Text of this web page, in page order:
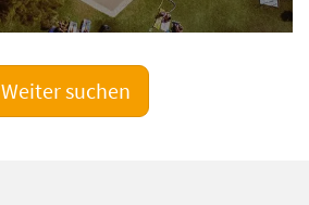
Weiter suchen